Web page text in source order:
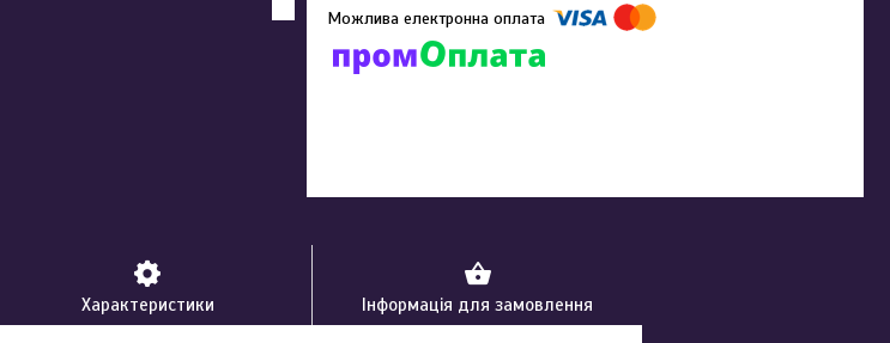
Характеристики Інформація для замовлення